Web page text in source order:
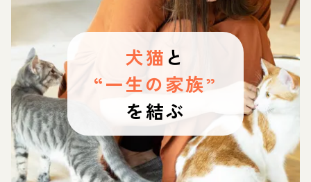
犬猫 と
“一生の家族”
を結ぶ